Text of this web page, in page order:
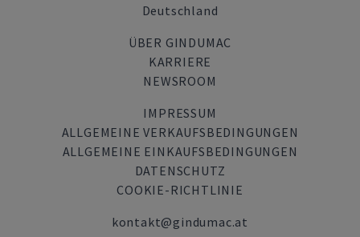
Deutschland
ÜBER GINDUMAC
KARRIERE
NEWSROOM
IMPRESSUM
ALLGEMEINE VERKAUFSBEDINGUNGEN
ALLGEMEINE EINKAUFSBEDINGUNGEN
DATENSCHUTZ
COOKIE-RICHTLINIE
kontakt@gindumac.at